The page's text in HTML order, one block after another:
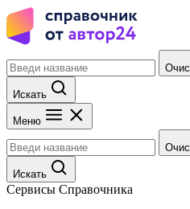
Искать
Меню
Искать
Сервисы Справочника